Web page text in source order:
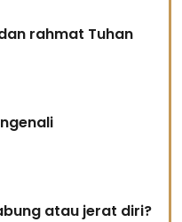
rahmat Tuhan
atau jerat diri?